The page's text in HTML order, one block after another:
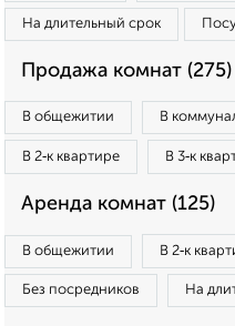
На длительный срок
Продажа комнат (275)
В общежитии В
В 2‑к квартире В 3‑к
Аренда комнат (125)
В общежитии В 2‑к
Без посредников На